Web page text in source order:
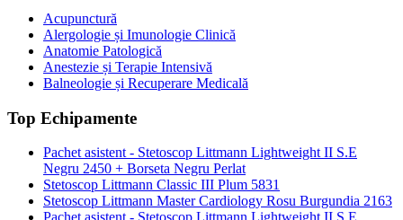
Acupunctură
Alergologie și Imunologie Clinică
Anatomie Patologică
Anestezie și Terapie Intensivă
Balneologie și Recuperare Medicală
Top Echipamente
Pachet asistent - Stetoscop Littmann Lightweight II S.E
Negru 2450 + Borseta Negru Perlat
Stetoscop Littmann Classic III Plum 5831
Stetoscop Littmann Master Cardiology Rosu Burgundia 2163